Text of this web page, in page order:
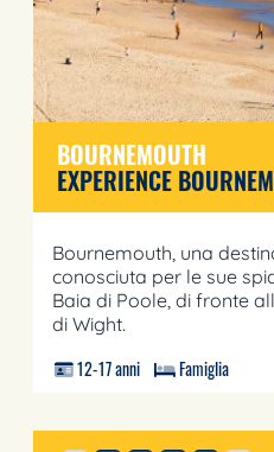
BOURNEMOUTH
EXPERIENCE
12-17 anni Famiglia
Bournemouth, una
conosciuta per le sue
Baia di Poole, di fronte
di Wight.